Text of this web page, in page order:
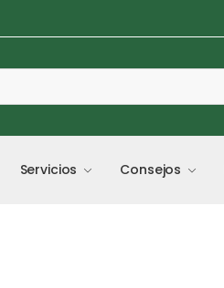
Servicios Consejos